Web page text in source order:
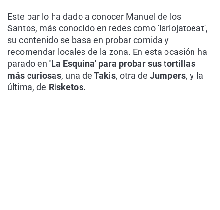
Este bar lo ha dado a conocer Manuel de los
Santos, más conocido en redes como 'lariojatoeat',
su contenido se basa en probar comida y
recomendar locales de la zona. En esta ocasión ha
parado en'La Esquina' para probar sus tortillas
más curiosas, una deTakis, otra deJumpers, y la
última, de Risketos.